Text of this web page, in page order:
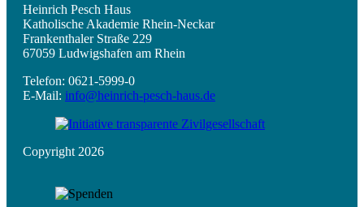
Heinrich Pesch Haus
Katholische Akademie Rhein-Neckar
Frankenthaler Straße 229
67059 Ludwigshafen am Rhein
Telefon: 0621-5999-0
E-Mail: info@heinrich-pesch-haus.de
Copyright 2026